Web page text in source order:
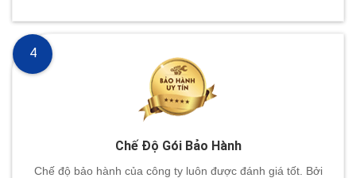
Chế Độ Gói Bảo Hành
Chế độ bảo hành của công ty luôn được đánh giá tốt. Bởi
4